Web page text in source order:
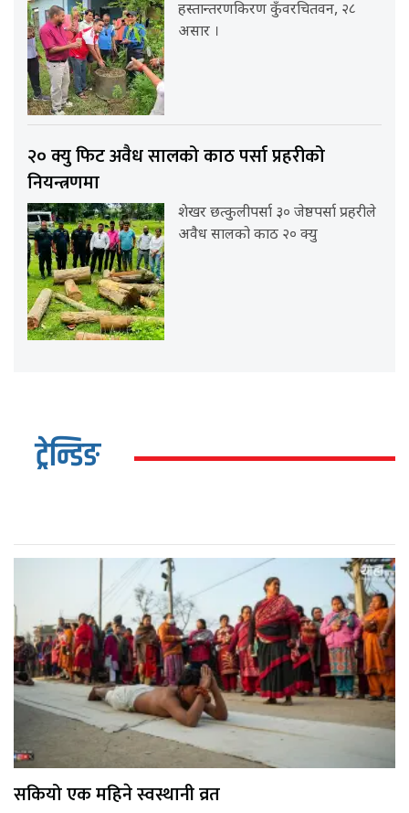
हस्तान्तरणकिरण कुँवरचितवन, २८
असार ।
२० क्यु फिट अवैध सालको काठ पर्सा प्रहरीको
नियन्त्रणमा
शेखर छत्कुलीपर्सा ३० जेष्ठपर्सा प्रहरीले
अवैध सालको काठ २० क्यु
ट्रेन्डिङ
सकियो एक महिने स्वस्थानी व्रत